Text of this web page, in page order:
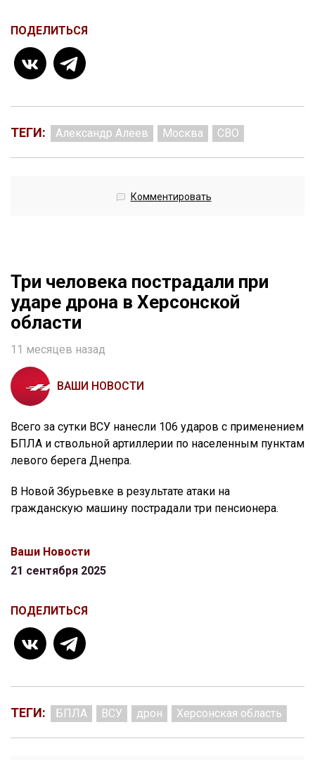
ПОДЕЛИТЬСЯ
ТЕГИ: Александр Алеев Москва СВО
Комментировать
Три человека пострадали при
ударе дрона в Херсонской
области
11 месяцев назад
ВАШИ НОВОСТИ
Всего за сутки ВСУ нанесли 106 ударов с применением
БПЛА и ствольной артиллерии по населенным пунктам
левого берега Днепра.
В Новой Збурьевке в результате атаки на
гражданскую машину пострадали три пенсионера.
Ваши Новости
21 сентября 2025
ПОДЕЛИТЬСЯ
ТЕГИ: БПЛА ВСУ дрон Херсонская область